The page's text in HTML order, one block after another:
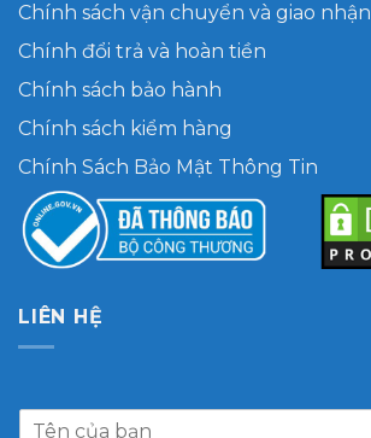
Chính sách vận chuyển và giao nhận
Chính đổi trả và hoàn tiền
Chính sách bảo hành
Chính sách kiểm hàng
Chính Sách Bảo Mật Thông Tin
LIÊN HỆ